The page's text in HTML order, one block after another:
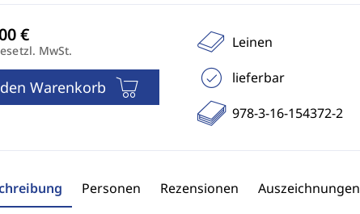
MwSt.
Warenkorb
Leinen
lieferbar
978-3-16-154372-2
Personen Rezensionen Auszeichnungen